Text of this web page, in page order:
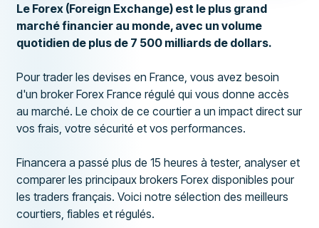
Le Forex (Foreign Exchange) est le plus grand
marché financier au monde, avec un volume
quotidien de plus de 7 500 milliards de dollars.
Pour trader les devises en France, vous avez besoin
d'un broker Forex France régulé qui vous donne accès
au marché. Le choix de ce courtier a un impact direct sur
vos frais, votre sécurité et vos performances.
Financera a passé plus de 15 heures à tester, analyser et
comparer les principaux brokers Forex disponibles pour
les traders français. Voici notre sélection des meilleurs
courtiers, fiables et régulés.